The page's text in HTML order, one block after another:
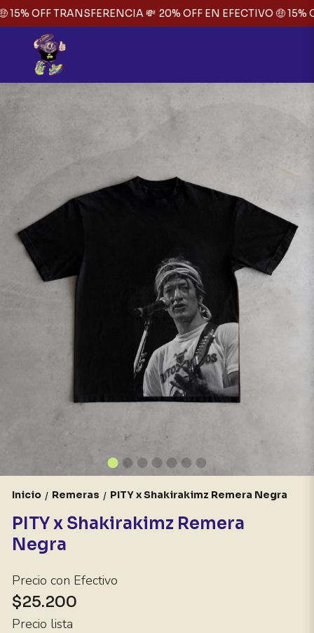
OFF TRANSFERENCIA 💸 20% OFF EN EFECTIVO 🤑 15%
Inicio / Remeras / PITY x Shakirakimz Remera Negra
PITY x Shakirakimz Remera
Negra
Precio con Efectivo
$25.200
Precio lista